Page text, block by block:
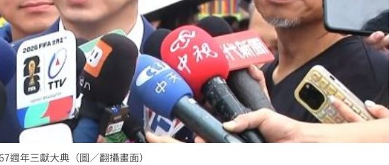
漸成形 12:00
」氣 12:00
登場！ 10:30
熱潮 10:00
週年三獻大典（圖／翻攝畫面）